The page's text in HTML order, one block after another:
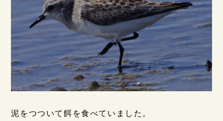
泥をつついて餌を食べていました。